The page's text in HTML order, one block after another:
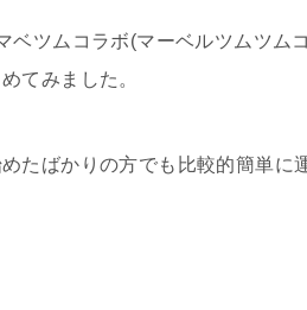
ベツムコラボ(マーベルツムツム
てみました。
たばかりの方でも比較的簡単に